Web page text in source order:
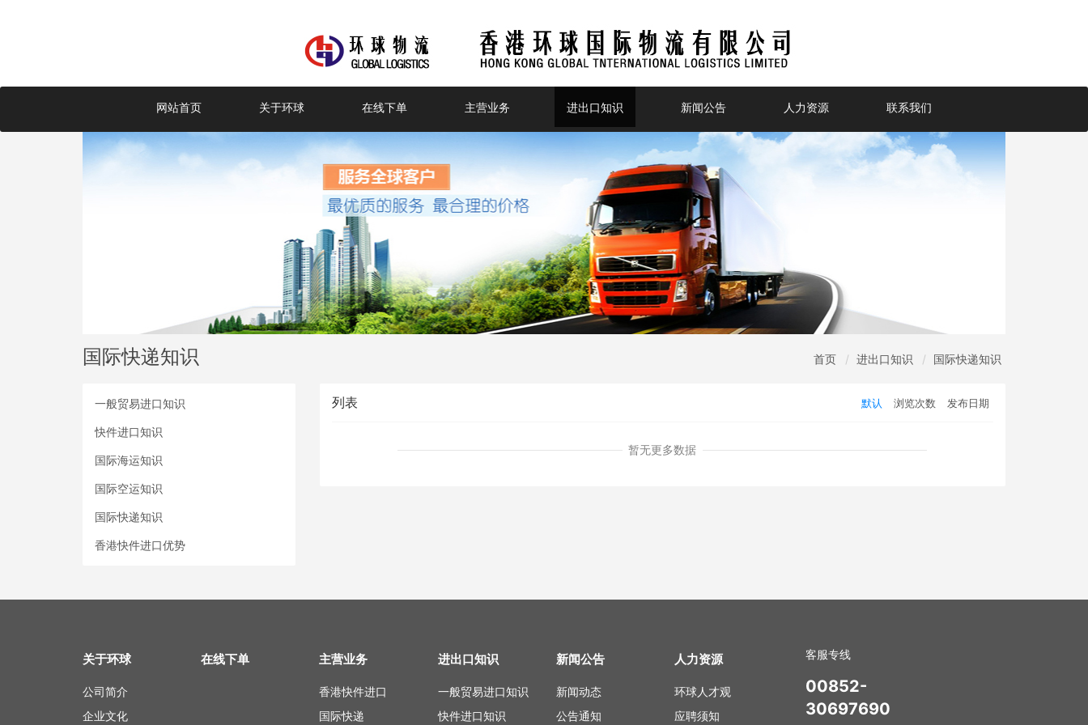
网站首页 关于环球 在线下单 主营业务 进出口知识 新闻公告 人力资源 联系我们
国际快递知识 首页 进出口知识 国际快递知识
一般贸易进口知识
快件进口知识
国际海运知识
国际空运知识
国际快递知识
香港快件进口优势
列表 默认 浏览次数 发布日期
暂无更多数据
关于环球
公司简介
企业文化
在线下单 主营业务
香港快件进口
国际快递
进出口知识
一般贸易进口知识
快件进口知识
新闻公告
新闻动态
公告通知
人力资源
环球人才观
应聘须知
客服专线
00852-
30697690